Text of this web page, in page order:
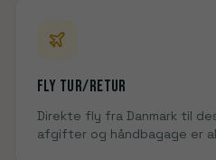
Fly tur/retur
Direkte fly fra Danmark til
afgifter og håndbagage er